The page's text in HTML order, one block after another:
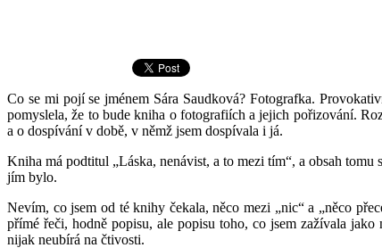
Co se mi pojí se jménem Sára Saudková? Fotografka.
pomyslela, že to bude kniha o fotografiích a jejich pořizování.
a o dospívání v době, v němž jsem dospívala i já.
Kniha má podtitul „Láska, nenávist, a to mezi tím“, a obsah
jím bylo.
Nevím, co jsem od té knihy čekala, něco mezi „nic“ a „něco
přímé řeči, hodně popisu, ale popisu toho, co jsem zažívala
nijak neubírá na čtivosti.